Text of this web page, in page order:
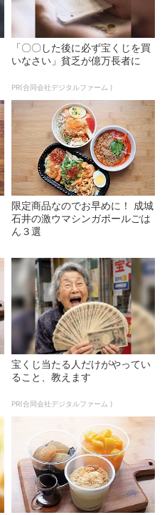
「〇〇した後に必ず宝くじを買
いなさい」貧乏が億万長者に
PR(合同会社デジタルファーム )
限定商品なのでお早めに！ 成城
石井の激ウマシンガポールごは
ん３選
宝くじ当たる人だけがやってい
ること、教えます
PR(合同会社デジタルファーム )